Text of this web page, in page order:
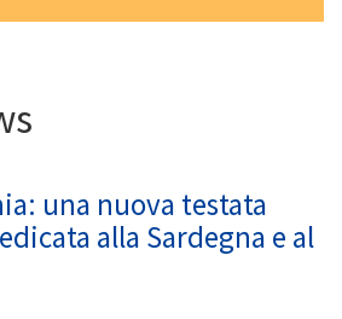
una nuova testata
alla Sardegna e al